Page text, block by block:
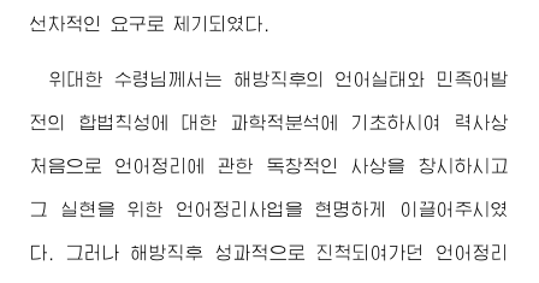
선차적인 요구로 제기되였다.
위대한 수령님 께서는 해방직후의 언어실태와 민족어발
전의 합법칙성에 대한 과학적분석에 기초하시여 력사상
처음으로 언어정리에 관한 독창적인 사상을 창시하시고
그 실현을 위한 언어정리사업을 현명하게 이끌어주시였
다. 그러나 해방직후 성과적으로 진척되여가던 언어정리